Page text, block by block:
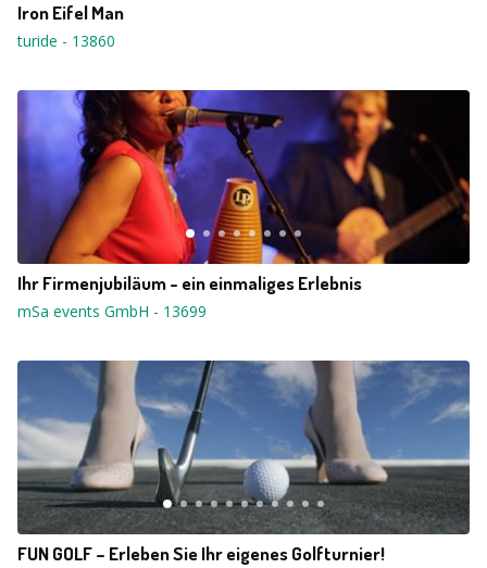
Iron Eifel Man
turide - 13860
Ihr Firmenjubiläum - ein einmaliges Erlebnis
mSa events GmbH - 13699
FUN GOLF – Erleben Sie Ihr eigenes Golfturnier!